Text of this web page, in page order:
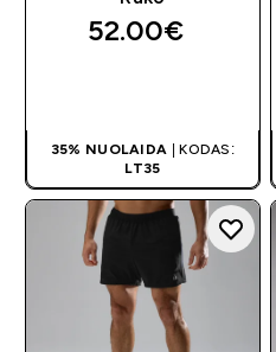
52.00€‎
35% NUOLAIDA | KODAS:
LT35